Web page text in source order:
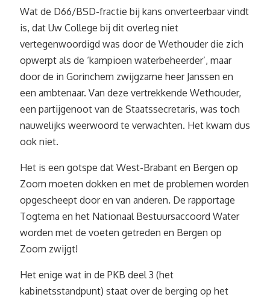
Wat de D66/BSD-fractie bij kans onverteerbaar vindt
is, dat Uw College bij dit overleg niet
vertegenwoordigd was door de Wethouder die zich
opwerpt als de ‘kampioen waterbeheerder’, maar
door de in Gorinchem zwijgzame heer Janssen en
een ambtenaar. Van deze vertrekkende Wethouder,
een partijgenoot van de Staatssecretaris, was toch
nauwelijks weerwoord te verwachten. Het kwam dus
ook niet.
Het is een gotspe dat West-Brabant en Bergen op
Zoom moeten dokken en met de problemen worden
opgescheept door en van anderen. De rapportage
Togtema en het Nationaal Bestuursaccoord Water
worden met de voeten getreden en Bergen op
Zoom zwijgt!
Het enige wat in de PKB deel 3 (het
kabinetsstandpunt) staat over de berging op het